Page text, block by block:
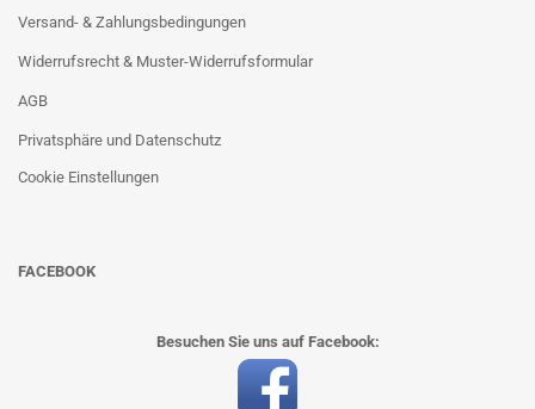
Versand- & Zahlungsbedingungen
Widerrufsrecht & Muster-Widerrufsformular
AGB
Privatsphäre und Datenschutz
Cookie Einstellungen
FACEBOOK
Besuchen Sie uns auf Facebook: